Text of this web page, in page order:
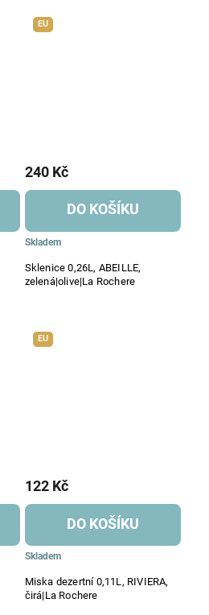
EU
Sklenice 0,26L, ABEILLE,
zelená|olive|La Rochere
Skladem
240 Kč
DO KOŠÍKU
EU
Miska dezertní 0,11L, RIVIERA,
čirá|La Rochere
Skladem
122 Kč
DO KOŠÍKU